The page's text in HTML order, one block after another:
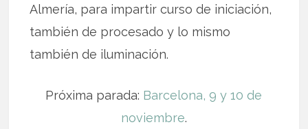
Almería, para impartir curso de iniciación,
también de procesado y lo mismo
también de iluminación.
Próxima parada: Barcelona, 9 y 10 de
noviembre.